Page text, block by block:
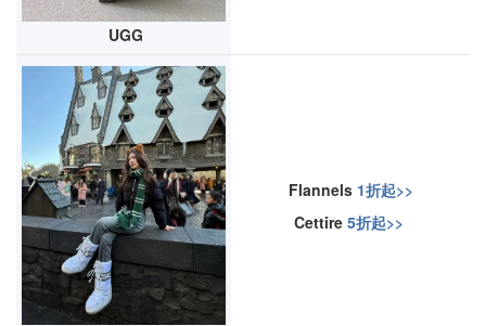
UGG
Flannels 1折起>>
Cettire 5折起>>